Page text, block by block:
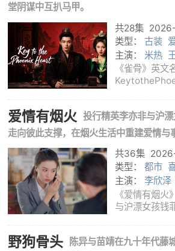
堂阴谋中互扒马甲。
共28集
类型： 古装
主演： 米热
艾米
《雀骨》英文
鱼因政治联姻
被称为“魔头将
谢嘉鱼沉迷机
爱情有烟火 投行精英李亦非与沪
走向彼此支撑，在烟火生活中重建爱情与
共36集
类型： 都市
主演： 李欣泽
文 王楚然 檀
《爱情有烟火
与沪漂女孩钱
磨合并重新找
本熟悉资本市
资失利让他跌
野狗骨头
陈异与苗靖在九十年代藤